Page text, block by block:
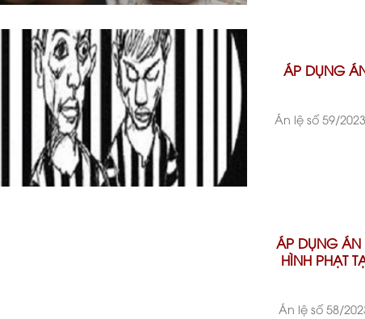
ÁP DỤNG
Án lệ số 59/
ÁP DỤNG ÁN
HÌNH PHẠT
Án lệ số 58/